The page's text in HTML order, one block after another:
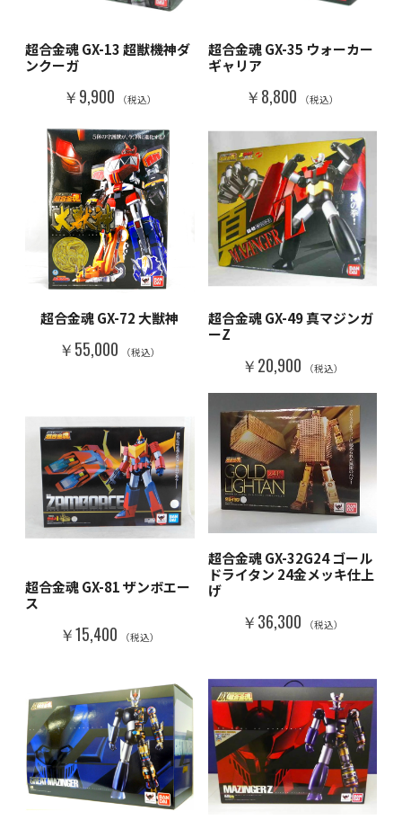
超合金魂 GX-13 超獣機神ダ
ンクーガ
￥9,900 （税込）
超合金魂 GX-35 ウォーカー
ギャリア
￥8,800 （税込）
超合金魂 GX-72 大獣神
￥55,000 （税込）
超合金魂 GX-49 真マジンガ
ーZ
￥20,900 （税込）
超合金魂 GX-81 ザンボエー
ス
￥15,400 （税込）
超合金魂 GX-32G24 ゴール
ドライタン 24金メッキ仕上
げ
￥36,300 （税込）